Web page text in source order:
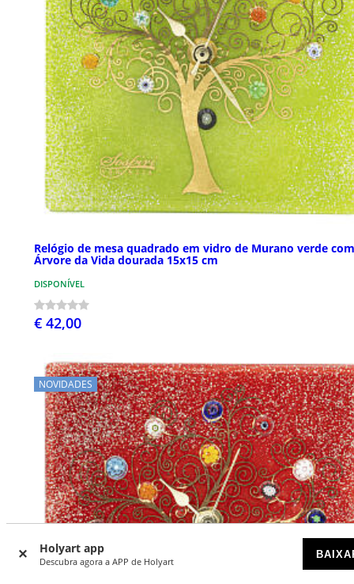
Holyart app
Descubra agora a APP de Holyart
Relógio de mesa quadrado em vidro de Murano verde com
Árvore da Vida dourada 15x15 cm
DISPONÍVEL
€ 42,00
NOVIDADES